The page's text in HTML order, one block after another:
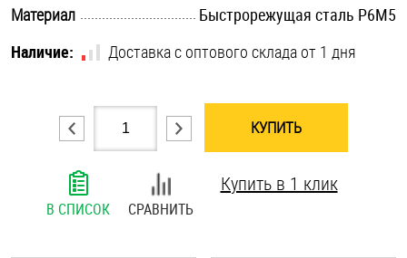
Шпильки
Шплинты
Штифты и пальцы
Материал
Быстрорежущая сталь Р6М5
Наличие:
Доставка с оптового склада от 1 дня
КУПИТЬ
В СПИСОК СРАВНИТЬ
Купить в 1 клик